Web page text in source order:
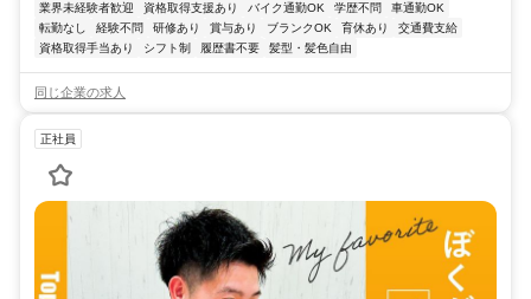
業界未経験者歓迎 資格取得支援あり バイク通勤OK 学歴不問
車通勤OK
転勤なし
経験不問 研修あり 賞与あり ブランクOK 育休あり
交通費支給
資格取得手当あり
シフト制 履歴書不要 髪型・髪色自由
同じ企業の求人
正社員